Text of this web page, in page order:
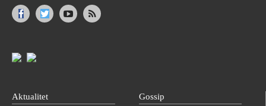
Aktualitet Gossip